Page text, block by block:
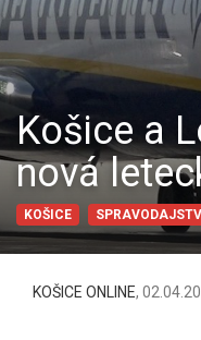
Košice a
nová
KOŠICE
KOŠICE ONLINE,